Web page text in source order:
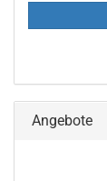
Angebote